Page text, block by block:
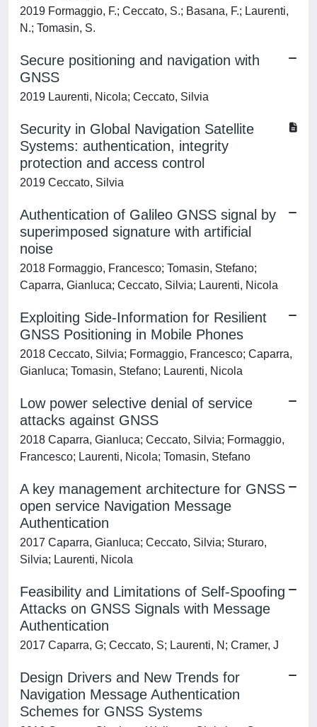
2019 Formaggio, F.; Ceccato, S.; Basana, F.; Laurenti,
N.; Tomasin, S.
Secure positioning and navigation with
GNSS
2019 Laurenti, Nicola; Ceccato, Silvia
Security in Global Navigation Satellite
Systems: authentication, integrity
protection and access control
2019 Ceccato, Silvia
Authentication of Galileo GNSS signal by
superimposed signature with artificial
noise
2018 Formaggio, Francesco; Tomasin, Stefano;
Caparra, Gianluca; Ceccato, Silvia; Laurenti, Nicola
Exploiting Side-Information for Resilient
GNSS Positioning in Mobile Phones
2018 Ceccato, Silvia; Formaggio, Francesco; Caparra,
Gianluca; Tomasin, Stefano; Laurenti, Nicola
Low power selective denial of service
attacks against GNSS
2018 Caparra, Gianluca; Ceccato, Silvia; Formaggio,
Francesco; Laurenti, Nicola; Tomasin, Stefano
A key management architecture for GNSS
open service Navigation Message
Authentication
2017 Caparra, Gianluca; Ceccato, Silvia; Sturaro,
Silvia; Laurenti, Nicola
Feasibility and Limitations of Self-Spoofing
Attacks on GNSS Signals with Message
Authentication
2017 Caparra, G; Ceccato, S; Laurenti, N; Cramer, J
Design Drivers and New Trends for
Navigation Message Authentication
Schemes for GNSS Systems